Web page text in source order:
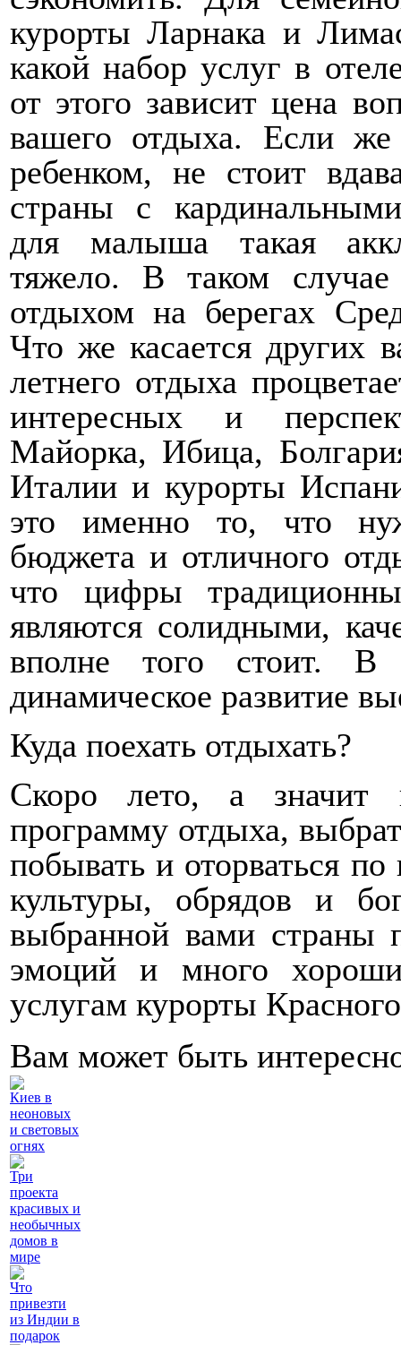
курорты Ларнака и
какой набор услуг в
от этого зависит цена
вашего отдыха. Если
ребенком, не стоит
страны с
для малыша такая
тяжело. В таком
отдыхом на берегах
Что же касается других
летнего отдыха
интересных и
Майорка, Ибица,
Италии и курорты
это именно то, что
бюджета и отличного
что цифры
являются солидными,
вполне того стоит. В
динамическое развитие
Куда поехать отдыхать?
Скоро лето, а значит
программу отдыха,
побывать и оторваться
культуры, обрядов и
выбранной вами страны
эмоций и много
услугам курорты
Вам может быть
Киев в
неоновых
и световых
огнях
Три
проекта
красивых и
необычных
домов в
мире
Что
привезти
из Индии в
подарок